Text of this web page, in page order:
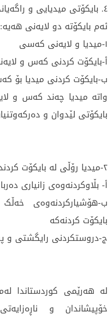
٤. بایکۆتی میدیایی و راگەیاندن:
ئەم بایکۆتە دو لایەنی هەیە:
١-میدیا و لایەنی کەسی
أ-بایکۆت کردنی کەس و
ب-بایکۆت کردنی میدیا بۆ
واتە میدیا چەند کەس و
بایکۆتی لێدوان و
٢-میدیا رۆڵی لە بایکۆت کردندا
أ- بڵاوکردنەوەی زانیاری
ب-هۆشیارکردنەوەی
بایکۆت کردنەکە
ج-دروستکردنی رایگشتی و
خۆپیشاندان و